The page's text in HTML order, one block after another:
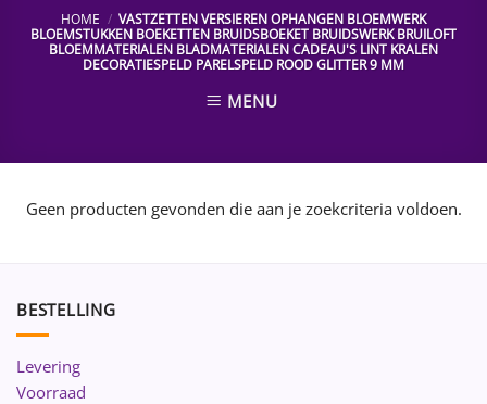
HOME / VASTZETTEN VERSIEREN OPHANGEN BLOEMWERK
BLOEMSTUKKEN BOEKETTEN BRUIDSBOEKET BRUIDSWERK BRUILOFT
BLOEMMATERIALEN BLADMATERIALEN CADEAU'S LINT KRALEN
DECORATIESPELD PARELSPELD ROOD GLITTER 9 MM
MENU
Geen producten gevonden die aan je zoekcriteria voldoen.
BESTELLING
Levering
Voorraad